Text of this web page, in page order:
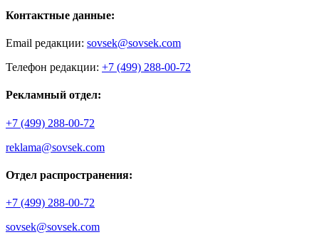
Контактные данные:
Email редакции: sovsek@sovsek.com
Телефон редакции: +7 (499) 288-00-72
Рекламный отдел:
+7 (499) 288-00-72
reklama@sovsek.com
Отдел распространения:
+7 (499) 288-00-72
sovsek@sovsek.com